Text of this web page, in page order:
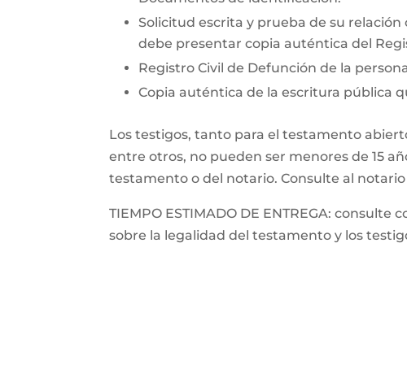
Solicitud escrita y prueba de su
debe presentar copia auténtica del
Registro Civil de Defunción de la
Copia auténtica de la escritura pública
Los testigos, tanto para el testamento
entre otros, no pueden ser menores de 15
testamento o del notario. Consulte al
TIEMPO ESTIMADO DE ENTREGA:
sobre la legalidad del testamento y los